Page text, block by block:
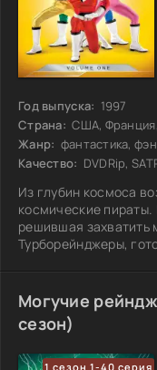
Год выпуска: 1997
Страна: США,
Жанр: фантастика,
Качество: DVDRip,
Из глубин космоса
космические пираты.
решившая захватить
Турборейнджеры,
неожиданными
объединяют силы,
не собираются
рейнджерами
закончится эта
конфликта?
Могучие
сезон)
1 сезон 1-40 серия